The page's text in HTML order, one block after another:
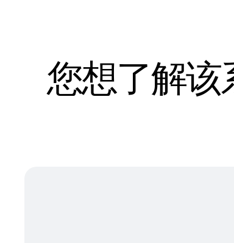
您想了解该